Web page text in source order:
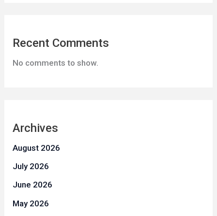
Recent Comments
No comments to show.
Archives
August 2026
July 2026
June 2026
May 2026